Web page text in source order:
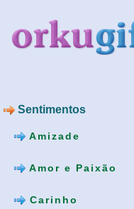
Sentimentos
Amizade
Amor e Paixão
Carinho